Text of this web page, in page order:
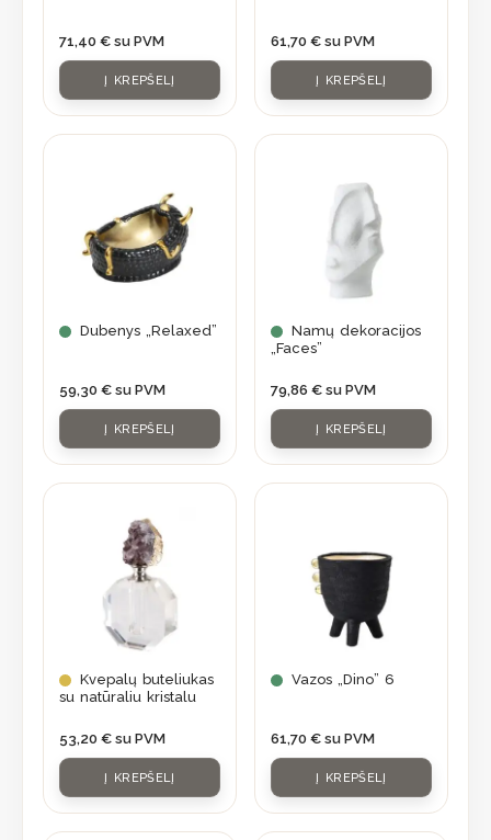
71,40 € su PVM
Į KREPŠELĮ
61,70 € su PVM
Į KREPŠELĮ
Dubenys „Relaxed”
59,30 € su PVM
Į KREPŠELĮ
Namų dekoracijos
„Faces”
79,86 € su PVM
Į KREPŠELĮ
Kvepalų buteliukas
su natūraliu kristalu
53,20 € su PVM
Į KREPŠELĮ
Vazos „Dino” 6
61,70 € su PVM
Į KREPŠELĮ